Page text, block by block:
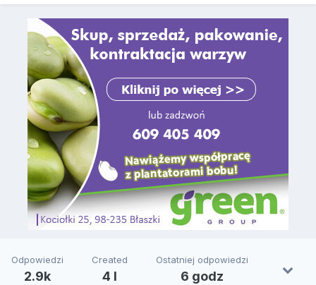
Odpowiedzi
2.9k
Created
4 l
Ostatniej odpowiedzi
6 godz